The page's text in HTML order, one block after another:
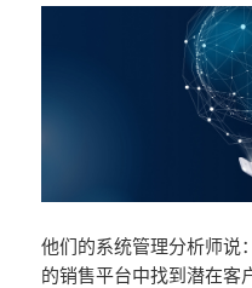
他们的系统管理分析师说
的销售平台中找到潜在客